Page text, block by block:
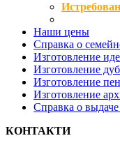
Наши цены
Справка о
Изготовление
Изготовление
Изготовление
Изготовление
Справка о выдаче
КОНТАКТИ